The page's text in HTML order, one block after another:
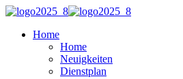
Home
Home
Neuigkeiten
Dienstplan